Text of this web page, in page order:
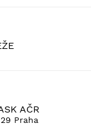
AČR
Praha